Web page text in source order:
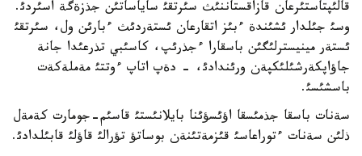
قالئپتاستئرعان قازاقستاننئث سئرتقئ ساياساتئن جذزةگة اسئردئ.
وسئ جئلدار ئشئندة ءبئز اتقارعان ئستةردئث ءبارئن ول، سئرتقئ
ئستةر مينيسترلئگئن باسقارا ءجذرئپ، كاسئبي تذرعئدا جانة
جاؤاپكةرشئلئكپةن ورئندادئ، - دةپ اتاپ ءوتتئ مةملةكةت
باسشئسئ.
سةنات باسقا جذمئسقا اؤئسؤئنا بايلانئستئ قاسئم-جومارت كةمةل
ذلئن سةنات ءتوراعاسئ قئزمةتئنةن بوساتؤ تؤرالئ قاؤلئ قابئلدادئ.